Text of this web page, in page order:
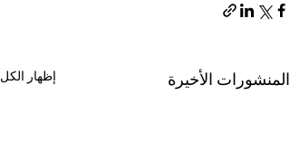
المنشورات الأخيرة إظهار الكل